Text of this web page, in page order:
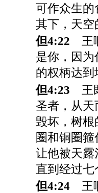
可作众生的
其下，天空
但4:22 王
是你，因
的权柄达到
但4:23 王
圣者，从天
毁坏，树根
圈和铜圈箍
让他被天露
直到经过七
但4:24 王